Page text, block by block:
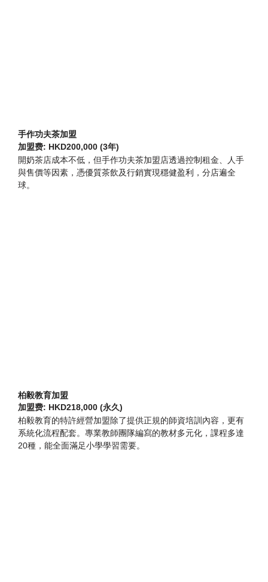
手作功夫茶加盟
加盟费: HKD200,000 (3年)
開奶茶店成本不低，但手作功夫茶加盟店透過控制租金、人手
與售價等因素，憑優質茶飲及行銷實現穩健盈利，分店遍全
球。
柏毅教育加盟
加盟费: HKD218,000 (永久)
柏毅教育的特許經營加盟除了提供正規的師資培訓內容，更有
系統化流程配套。專業教師團隊編寫的教材多元化，課程多達
20種，能全面滿足小學學習需要。